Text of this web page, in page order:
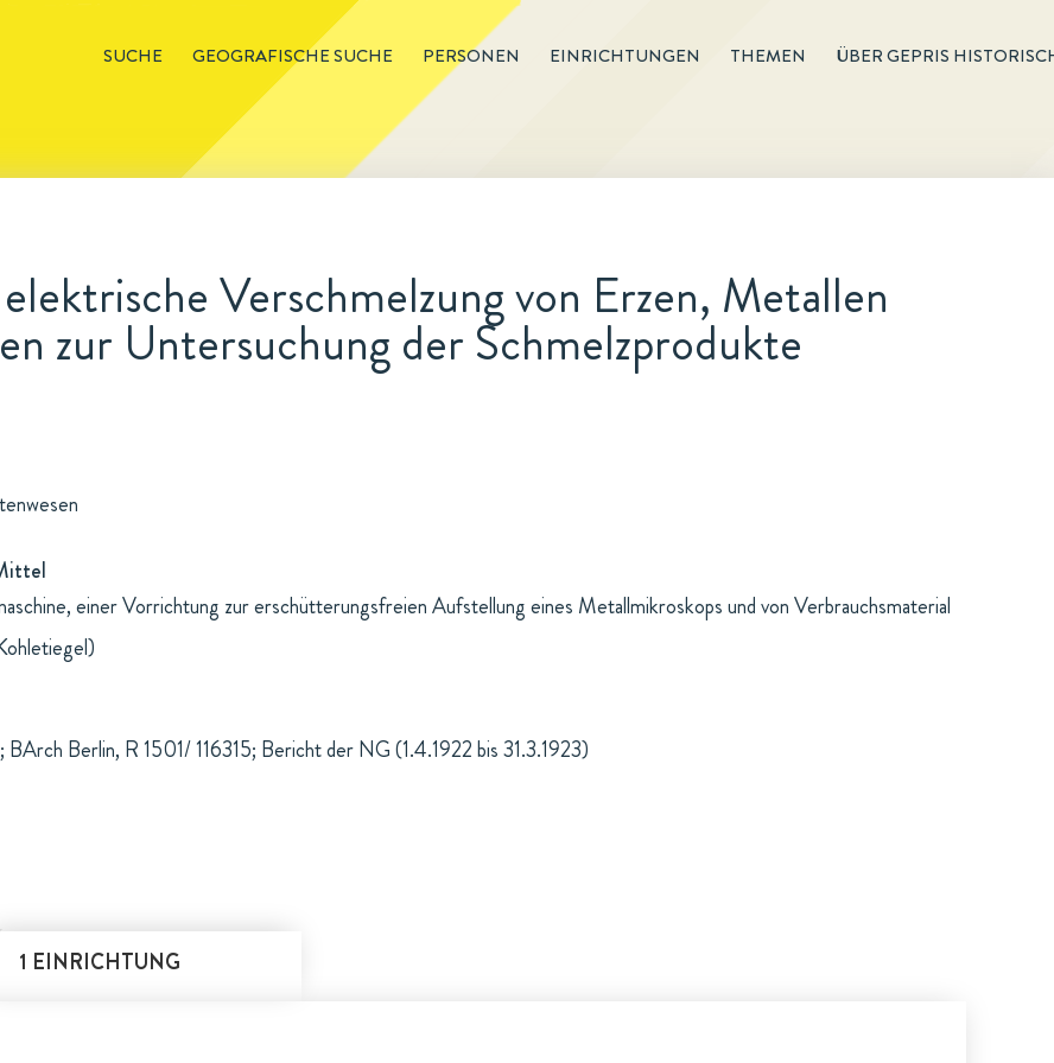
SUCHE GEOGRAFISCHE SUCHE PERSONEN EINRICHTUNGEN THEMEN ÜBER GEPRIS
Verschmelzung von Erzen, Metallen
zur Untersuchung der Schmelzprodukte
einer Vorrichtung zur erschütterungsfreien Aufstellung eines Metallmikroskops und von Verbrauchsmaterial
Berlin, R 1501/ 116315; Bericht der NG (1.4.1922 bis 31.3.1923)
1 EINRICHTUNG